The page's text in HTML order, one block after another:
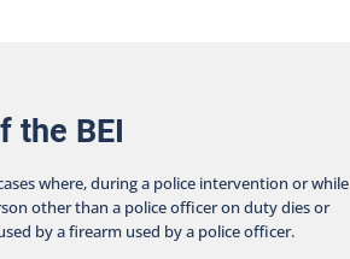
the BEI
where, during a police intervention or while
other than a police officer on duty dies or
by a firearm used by a police officer.